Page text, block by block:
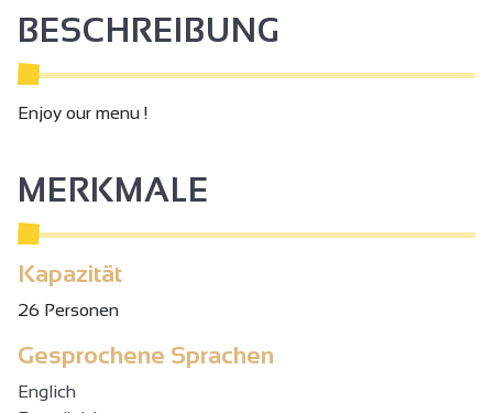
BESCHREIBUNG
Enjoy our menu !
MERKMALE
Kapazität
26 Personen
Gesprochene Sprachen
Englich